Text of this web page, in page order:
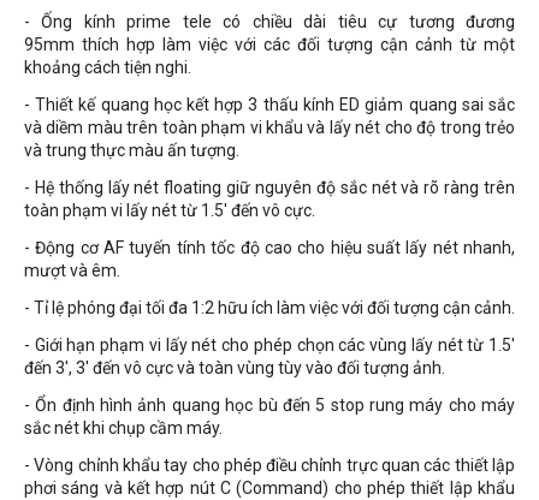
- Ống kính prime tele có chiều dài tiêu cự tương đương
95mm thích hợp làm việc với các đối tượng cận cảnh từ một
khoảng cách tiện nghi.
- Thiết kế quang học kết hợp 3 thấu kính ED giảm quang sai sắc
và diềm màu trên toàn phạm vi khẩu và lấy nét cho độ trong trẻo
và trung thực màu ấn tượng.
- Hệ thống lấy nét floating giữ nguyên độ sắc nét và rõ ràng trên
toàn phạm vi lấy nét từ 1.5' đến vô cực.
- Động cơ AF tuyến tính tốc độ cao cho hiệu suất lấy nét nhanh,
mượt và êm.
- Tỉ lệ phóng đại tối đa 1:2 hữu ích làm việc với đối tượng cận cảnh.
- Giới hạn phạm vi lấy nét cho phép chọn các vùng lấy nét từ 1.5'
đến 3', 3' đến vô cực và toàn vùng tùy vào đối tượng ảnh.
- Ổn định hình ảnh quang học bù đến 5 stop rung máy cho máy
sắc nét khi chụp cầm máy.
- Vòng chỉnh khẩu tay cho phép điều chỉnh trực quan các thiết lập
phơi sáng và kết hợp nút C (Command) cho phép thiết lập khẩu